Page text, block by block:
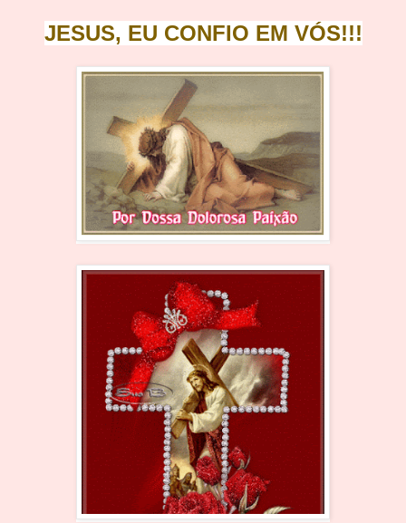
JESUS, EU CONFIO EM VÓS!!!